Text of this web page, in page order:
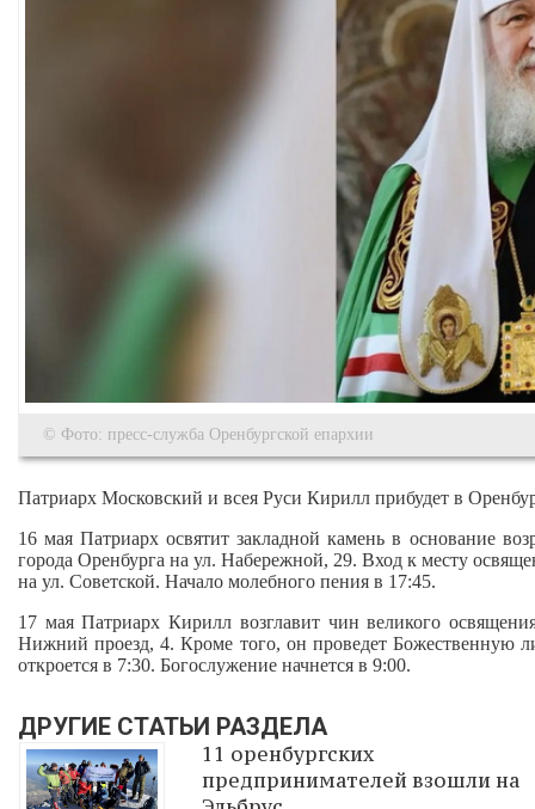
© Фото: пресс-служба Оренбургской епархии
Патриарх Московский и всея Руси Кирилл прибудет в
16 мая Патриарх освятит закладной камень в основание
города Оренбурга на ул. Набережной, 29. Вход к месту
на ул. Советской. Начало молебного пения в 17:45.
17 мая Патриарх Кирилл возглавит чин великого
Нижний проезд, 4. Кроме того, он проведет Божественную
откроется в 7:30. Богослужение начнется в 9:00.
ДРУГИЕ СТАТЬИ РАЗДЕЛА
11 оренбургских
предпринимателей взошли на